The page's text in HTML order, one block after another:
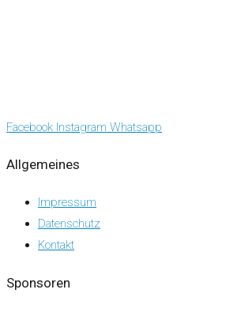
Facebook Instagram Whatsapp
Allgemeines
Impressum
Datenschutz
Kontakt
Sponsoren